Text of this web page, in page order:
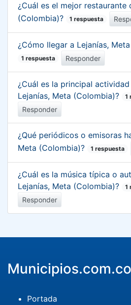
¿Cuál es el mejor restaurante
(Colombia)?
1 respuesta
¿Cómo llegar a Lejanías,
1 respuesta Responder
¿Cuál es la principal
Lejanías, Meta (Colombia)?
1
Responder
¿Qué periódicos o emisoras
Meta (Colombia)?
1 respuesta
¿Cuál es la música típica o
Lejanías, Meta (Colombia)?
1
Responder
Municipios.com.co
Portada